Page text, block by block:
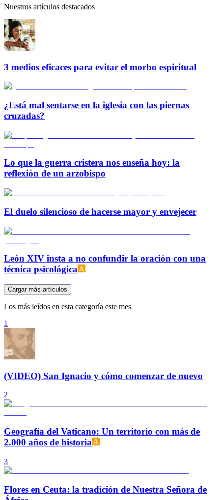
Nuestros artículos destacados
3 medios eficaces para evitar el morbo espiritual
¿Está mal sentarse en la iglesia con las piernas
cruzadas?
Lo que la guerra cristera nos enseña hoy: la
reflexión de un arzobispo
El duelo silencioso de hacerse mayor y envejecer
León XIV insta a no confundir la oración con una
técnica psicológica
Cargar más artículos
Los más leídos en esta categoría este mes
1
(VIDEO) San Ignacio y cómo comenzar de nuevo
2
Geografía del Vaticano: Un territorio con más de
2.000 años de historia
3
Flores en Ceuta: la tradición de Nuestra Señora de